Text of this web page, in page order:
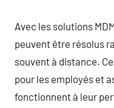
Avec les solutions
peuvent être résolus
souvent à distance.
pour les employés et
fonctionnent à leur